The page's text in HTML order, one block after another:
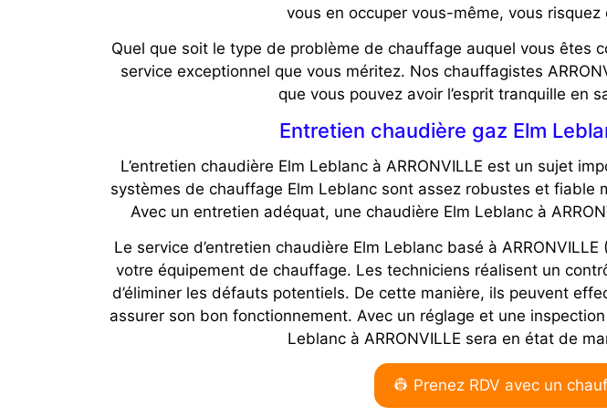
vous en occuper vous-même, vous
Quel que soit le type de problème de chauffage auquel vous êtes
service exceptionnel que vous méritez. Nos chauffagistes
que vous pouvez avoir l’esprit tranquille en
Entretien chaudière gaz Elm
L’entretien chaudière Elm Leblanc à ARRONVILLE est un sujet
systèmes de chauffage Elm Leblanc sont assez robustes et
Avec un entretien adéquat, une chaudière Elm Leblanc à
Le service d’entretien chaudière Elm Leblanc basé à
votre équipement de chauffage. Les techniciens réalisent un
d’éliminer les défauts potentiels. De cette manière, ils peuvent
assurer son bon fonctionnement. Avec un réglage et une
Leblanc à ARRONVILLE sera en état de
👷 Prenez RDV avec un